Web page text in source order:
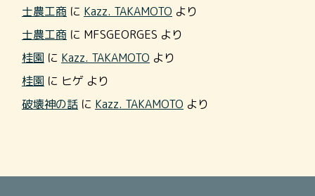
士農工商 に Kazz. TAKAMOTO より
士農工商 に MFSGEORGES より
桂園 に Kazz. TAKAMOTO より
桂園 に ヒゲ より
破壊神の話 に Kazz. TAKAMOTO より